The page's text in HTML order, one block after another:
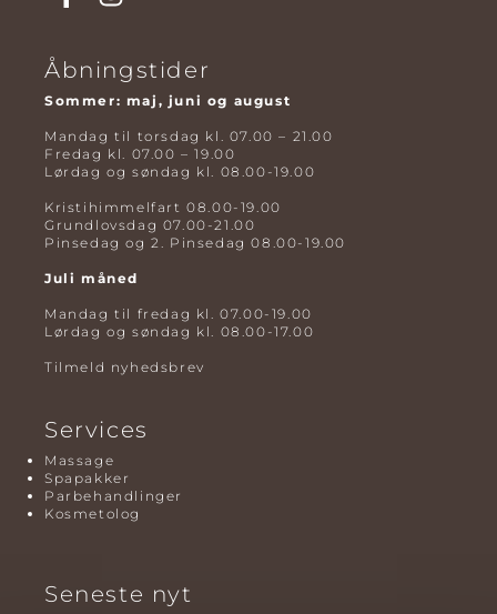
Åbningstider
Sommer: maj, juni og august
Mandag til torsdag kl. 07.00 – 21.00
Fredag kl. 07.00 – 19.00
Lørdag og søndag kl. 08.00-19.00
Kristihimmelfart 08.00-19.00
Grundlovsdag 07.00-21.00
Pinsedag og 2. Pinsedag 08.00-19.00
Juli måned
Mandag til fredag kl. 07.00-19.00
Lørdag og søndag kl. 08.00-17.00
Tilmeld nyhedsbrev
Services
Massage
Spapakker
Parbehandlinger
Kosmetolog
Seneste nyt